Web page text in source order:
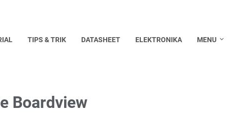
TIPS & TRIK DATASHEET ELEKTRONIKA MENU
Boardview